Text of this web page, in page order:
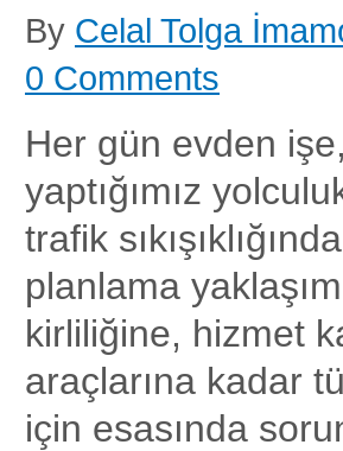
By Celal Tolga
0 Comments
Her gün evden
yaptığımız
trafik
planlama
kirliliğine, hizmet
araçlarına kadar
için esasında